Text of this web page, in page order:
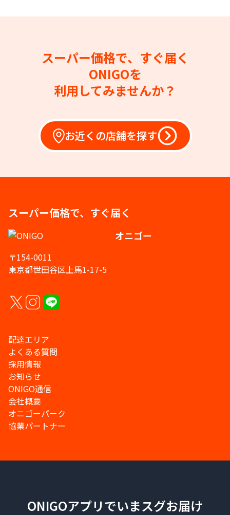
スーパー価格で、すぐ届く
ONIGOを
利用してみませんか？
お近くの店舗を探す
スーパー価格で、すぐ届く
オニゴー
〒154-0011
東京都世田谷区上馬1-17-5
配達エリア
よくある質問
採用情報
お知らせ
ONIGO通信
会社概要
オニゴーパーク
協業パートナー
ONIGOアプリでいまスグお届け